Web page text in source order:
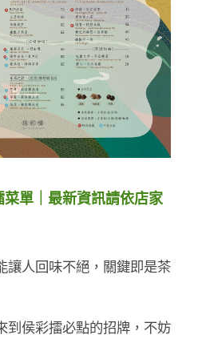
單｜最新資訊請依店家
讓人回味不絕，關鍵即是茶
到侯彩擂必點的招牌，不妨